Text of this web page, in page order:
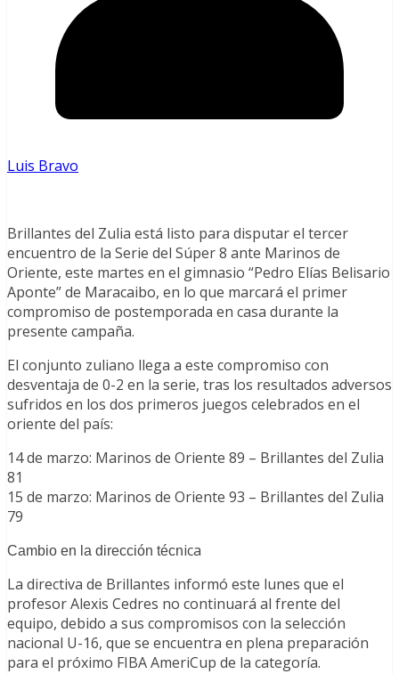
Luis Bravo
Brillantes del Zulia está listo para disputar el tercer
encuentro de la Serie del Súper 8 ante Marinos de
Oriente, este martes en el gimnasio “Pedro Elías Belisario
Aponte” de Maracaibo, en lo que marcará el primer
compromiso de postemporada en casa durante la
presente campaña.
El conjunto zuliano llega a este compromiso con
desventaja de 0-2 en la serie, tras los resultados adversos
sufridos en los dos primeros juegos celebrados en el
oriente del país:
14 de marzo: Marinos de Oriente 89 – Brillantes del Zulia
81
15 de marzo: Marinos de Oriente 93 – Brillantes del Zulia
79
Cambio en la dirección técnica
La directiva de Brillantes informó este lunes que el
profesor Alexis Cedres no continuará al frente del
equipo, debido a sus compromisos con la selección
nacional U-16, que se encuentra en plena preparación
para el próximo FIBA AmeriCup de la categoría.